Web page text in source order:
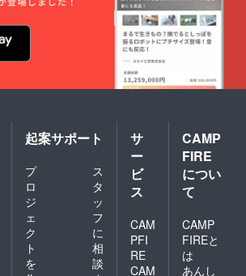
起案サポート
プ
ロ
ジ
ェ
ク
ト
を
ス
タ
ッ
フ
に
相
談
サ
ー
ビ
ス
CAM
PFI
RE
CAM
CAMP
FIRE
につい
て
CAMP
FIREと
は
あんし